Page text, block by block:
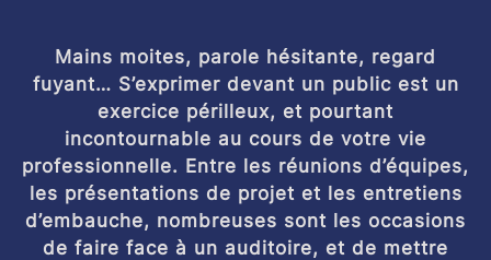
Mains moites, parole hésitante, regard
fuyant… S’exprimer devant un public est un
exercice périlleux, et pourtant
incontournable au cours de votre vie
professionnelle. Entre les réunions d’équipes,
les présentations de projet et les entretiens
d’embauche, nombreuses sont les occasions
de faire face à un auditoire, et de mettre